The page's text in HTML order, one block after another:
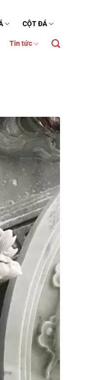
CỘT ĐÁ
Tin tức